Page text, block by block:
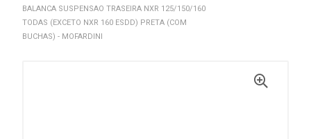
BALANCA SUSPENSAO TRASEIRA NXR 125/150/160
TODAS (EXCETO NXR 160 ESDD) PRETA (COM
BUCHAS) - MOFARDINI